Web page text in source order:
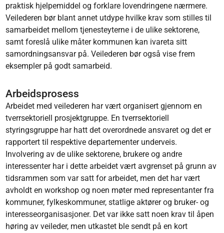
praktisk hjelpemiddel og forklare lovendringene nærmere.
Veilederen bør blant annet utdype hvilke krav som stilles til
samarbeidet mellom tjenesteyterne i de ulike sektorene,
samt foreslå ulike måter kommunen kan ivareta sitt
samordningsansvar på. Veilederen bør også vise frem
eksempler på godt samarbeid.
Arbeidsprosess
Arbeidet med veilederen har vært organisert gjennom en
tverrsektoriell prosjektgruppe. En tverrsektoriell
styringsgruppe har hatt det overordnede ansvaret og det er
rapportert til respektive departementer underveis.
Involvering av de ulike sektorene, brukere og andre
interessenter har i dette arbeidet vært avgrenset på grunn av
tidsrammen som var satt for arbeidet, men det har vært
avholdt en workshop og noen møter med representanter fra
kommuner, fylkeskommuner, statlige aktører og bruker- og
interesseorganisasjoner. Det var ikke satt noen krav til åpen
høring av veileder, men utkastet ble sendt på en kort